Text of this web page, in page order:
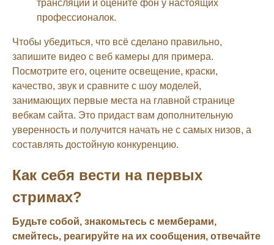
трансляций и оцените фон у настоящих
профессионалок.
Чтобы убедиться, что всё сделано правильно,
запишите видео с веб камеры для примера.
Посмотрите его, оцените освещение, краски,
качество, звук и сравните с шоу моделей,
занимающих первые места на главной странице
вебкам сайта. Это придаст вам дополнительную
уверенность и получится начать не с самых низов, а
составлять достойную конкуренцию.
Как себя вести на первых
стримах?
Будьте собой, знакомьтесь с мемберами,
смейтесь, реагируйте на их сообщения, отвечайте